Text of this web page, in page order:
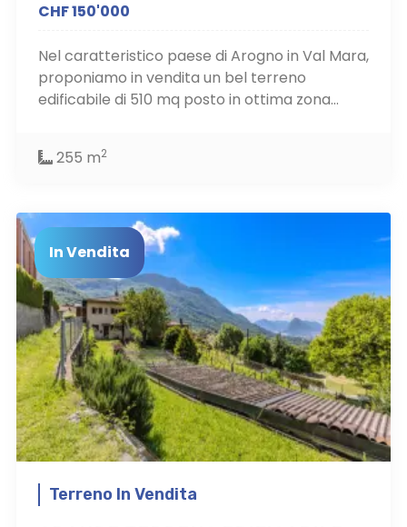
CHF 150'000
Nel caratteristico paese di Arogno in Val Mara,
proponiamo in vendita un bel terreno
edificabile di 510 mq posto in ottima zona...
255 m2
In Vendita
Terreno In Vendita